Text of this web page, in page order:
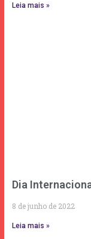
Leia mais »
Dia
8 de junho de 2022
Leia mais »